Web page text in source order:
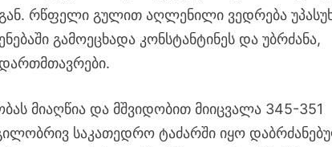
რწფელი გულით აღლენილი ვედრება
გამოეცხადა კონსტანტინეს და უბრძანა,
მიაღწია და მშვიდობით მიიცვალა 345-351
საკათედრო ტაძარში იყო